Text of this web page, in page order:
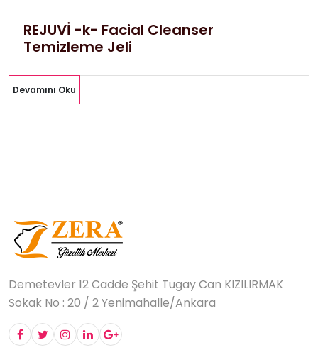
REJUVİ -k- Facial Cleanser
Temizleme Jeli
Devamını Oku
Demetevler 12 Cadde Şehit Tugay Can KIZILIRMAK
Sokak No : 20 / 2 Yenimahalle/Ankara